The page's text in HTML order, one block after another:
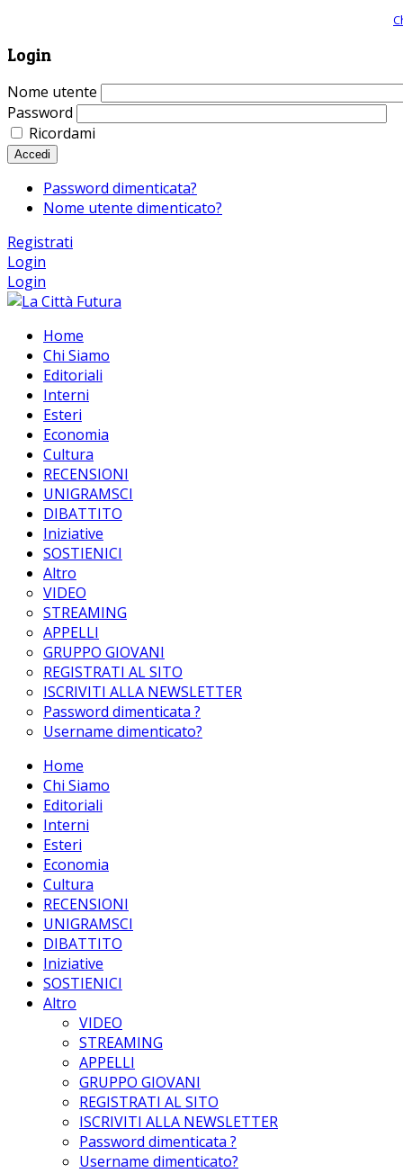
Login
Nome utente
Password
Ricordami
Accedi
Password dimenticata?
Nome utente dimenticato?
Registrati
Login
Login
Home
Chi Siamo
Editoriali
Interni
Esteri
Economia
Cultura
RECENSIONI
UNIGRAMSCI
DIBATTITO
Iniziative
SOSTIENICI
Altro
VIDEO
STREAMING
APPELLI
GRUPPO GIOVANI
REGISTRATI AL SITO
ISCRIVITI ALLA NEWSLETTER
Password dimenticata ?
Username dimenticato?
Home
Chi Siamo
Editoriali
Interni
Esteri
Economia
Cultura
RECENSIONI
UNIGRAMSCI
DIBATTITO
Iniziative
SOSTIENICI
Altro
VIDEO
STREAMING
APPELLI
GRUPPO GIOVANI
REGISTRATI AL SITO
ISCRIVITI ALLA NEWSLETTER
Password dimenticata ?
Username dimenticato?